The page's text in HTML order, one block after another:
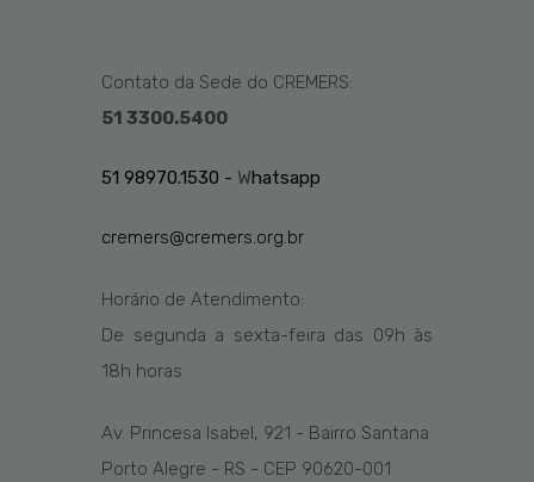
Contato da Sede do CREMERS:
51 3300.5400
51 98970.1530 - Whatsapp
cremers@cremers.org.br
Horário de Atendimento:
De segunda a sexta-feira das 09h às
18h horas
Av. Princesa Isabel, 921 - Bairro Santana
Porto Alegre - RS - CEP 90620-001